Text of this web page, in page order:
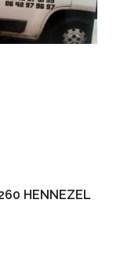
HENNEZEL